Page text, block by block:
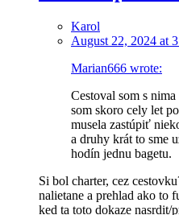
Karol
August 22, 2024 at
Marian666 wrote:
Cestoval som s
som skoro cely let
musela zastúpiť
a druhy krát to sme
hodín jednu bagetu.
Si bol charter, cez
nalietane a prehlad ako to
ked ta toto dokaze nasrdit/